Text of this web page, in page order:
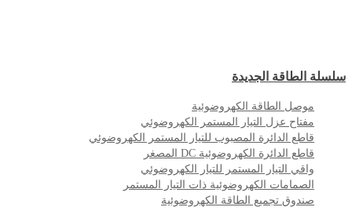
سلسلة الطاقة الجديدة
موصل الطاقة الكهروضوئية
مفتاح عزل التيار المستمر الكهروضوئي
قاطع الدائرة المصبوب للتيار المستمر الكهروضوئي
قاطع الدائرة الكهروضوئية DC المصغر
واقي التيار المستمر للتيار الكهروضوئي
الصمامات الكهروضوئية ذات التيار المستمر
صندوق تجميع الطاقة الكهروضوئية